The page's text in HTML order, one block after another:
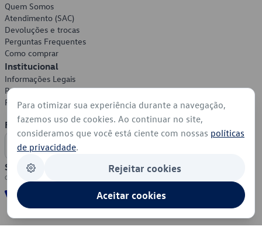
Quem Somos
Atendimento (SAC)
Devoluções e trocas
Perguntas Frequentes
Como comprar
Institucional
Informações Legais
Política de Privacidade
Política de Cookies
Formas de Pagamento
Segurança
Para otimizar sua experiência durante a navegação,
fazemos uso de cookies. Ao continuar no site,
consideramos que você está ciente com nossas políticas
de privacidade.
Rejeitar cookies
Aceitar cookies